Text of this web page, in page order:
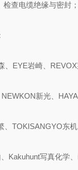
查电缆绝缘与密封
、EYE岩崎、
新光、
、TOKISANGYO东机
Kakuhunt写真化学